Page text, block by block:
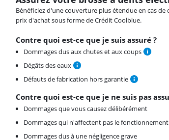
Bénéficiez d'une couverture plus étendue en cas
prix d'achat sous forme de Crédit Coolblue.
Contre quoi est-ce que je suis assuré ?
Dommages dus aux chutes et aux coups
Dégâts des eaux
Défauts de fabrication hors garantie
Contre quoi est-ce que je ne suis pas
Dommages que vous causez délibérément
Dommages qui n'affectent pas le
Dommages dus à une négligence grave